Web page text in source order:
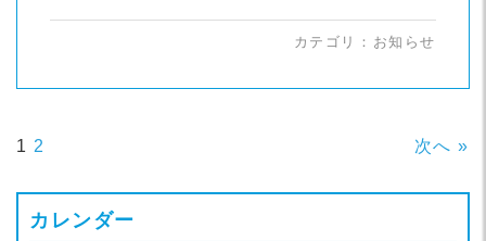
カテゴリ： お知らせ
1 2 次へ »
カレンダー